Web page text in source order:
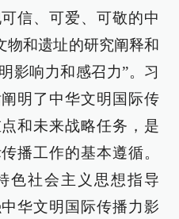
信、可爱、可敬的中
物和遗址的研究阐释和
影响力和感召力”。习
明了中华文明国际传
和未来战略任务，是
播工作的基本遵循。
色社会主义思想指导
华文明国际传播力影